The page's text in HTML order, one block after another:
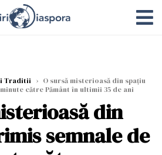
Traditii › O sursă misterioasă din spațiu
către Pământ în ultimii 35 de ani
din
semnale de